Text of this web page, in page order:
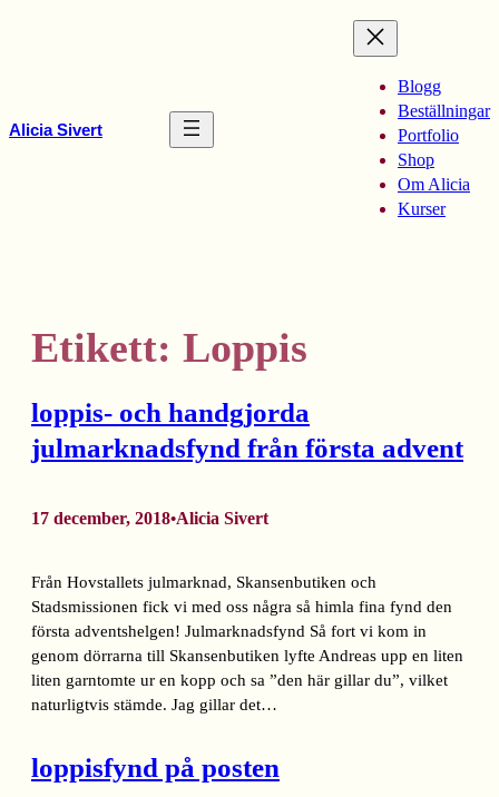
Alicia Sivert
Blogg
Beställningar
Portfolio
Shop
Om Alicia
Kurser
Etikett: Loppis
loppis- och handgjorda
julmarknadsfynd från första advent
17 december, 2018•Alicia Sivert
Från Hovstallets julmarknad, Skansenbutiken och
Stadsmissionen fick vi med oss några så himla fina fynd den
första adventshelgen! Julmarknadsfynd Så fort vi kom in
genom dörrarna till Skansenbutiken lyfte Andreas upp en liten
liten garntomte ur en kopp och sa ”den här gillar du”, vilket
naturligtvis stämde. Jag gillar det…
loppisfynd på posten